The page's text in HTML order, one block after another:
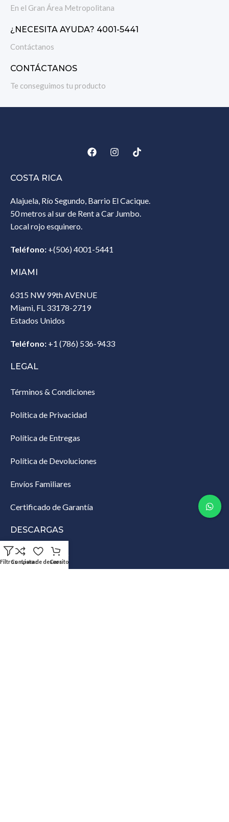
En el Gran Área Metropolitana
¿NECESITA AYUDA? 4001-5441
Contáctanos
CONTÁCTANOS
Te conseguimos tu producto
COSTA RICA
Alajuela, Río Segundo, Barrio El Cacique.
50 metros al sur de Rent a Car Jumbo.
Local rojo esquinero.
Teléfono: +(506) 4001-5441
MIAMI
6315 NW 99th AVENUE
Miami, FL 33178-2719
Estados Unidos‎
Teléfono: +1 (786) 536-9433‎
LEGAL
Términos & Condiciones
Política de Privacidad
Política de Entregas
Política de Devoluciones
Envíos Familiares
Certificado de Garantía
DESCARGAS
Lista de Empaque
FiltrosComparar
Lista de deseos
Carrito